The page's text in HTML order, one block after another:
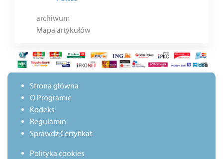
archiwum
Mapa artykułów
Strona główna
O Programie
Kodeks
Regulamin
Sprawdź Certyfikat
Polityka cookies